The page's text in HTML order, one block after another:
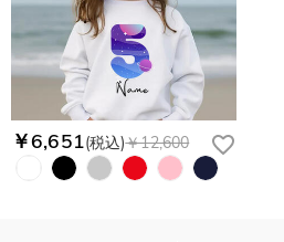
￥6,651(税込)￥12,600